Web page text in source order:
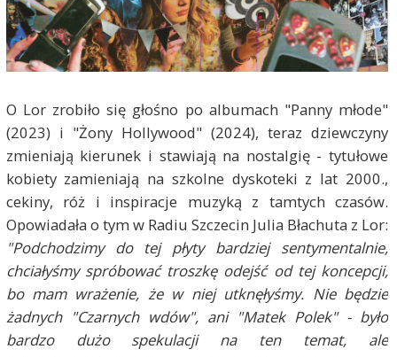
O Lor zrobiło się głośno po albumach "Panny młode"
(2023) i "Żony Hollywood" (2024), teraz dziewczyny
zmieniają kierunek i stawiają na nostalgię - tytułowe
kobiety zamieniają na szkolne dyskoteki z lat 2000.,
cekiny, róż i inspiracje muzyką z tamtych czasów.
Opowiadała o tym w Radiu Szczecin Julia Błachuta z Lor:
"Podchodzimy do tej płyty bardziej sentymentalnie,
chciałyśmy spróbować troszkę odejść od tej koncepcji,
bo mam wrażenie, że w niej utknęłyśmy. Nie będzie
żadnych "Czarnych wdów", ani "Matek Polek" - było
bardzo dużo spekulacji na ten temat, ale